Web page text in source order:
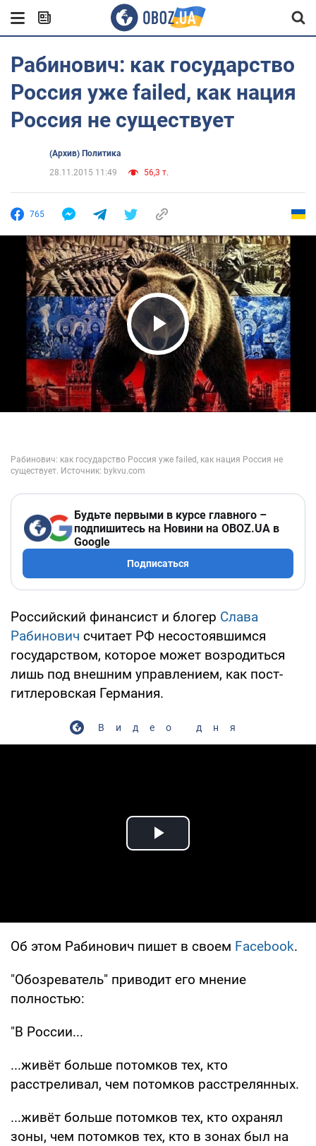
Рабинович: как государство
Россия уже failed, как нация
Россия не существует
(Архив) Политика
28.11.2015 11:49
56,3 т.
765
Play Video
Будьте первыми в курсе главного –
подпишитесь на Новини на OBOZ.UA в
Google
Подписаться
Российский финансист и блогер Слава
Рабинович считает РФ несостоявшимся
государством, которое может возродиться
лишь под внешним управлением, как пост-
гитлеровская Германия.
Видео дня
Play Video
Об этом Рабинович пишет в своем Facebook.
"Обозреватель" приводит его мнение
полностью:
"В России...
...живёт больше потомков тех, кто
расстреливал, чем потомков расстрелянных.
...живёт больше потомков тех, кто охранял
зоны, чем потомков тех, кто в зонах был на